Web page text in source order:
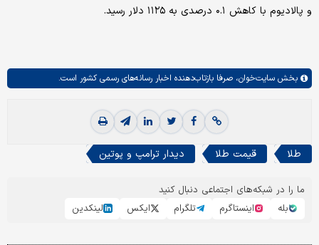
و پالادیوم با کاهش ۰.۱ درصدی به ۱۱۲۵ دلار رسید.
بخش سایت‌خوان، صرفا بازتاب‌دهنده اخبار رسانه‌های رسمی کشور است.
طلا قیمت طلا دیدار ترامپ و پوتین
ما را در شبکه‌های اجتماعی دنبال کنید
بله
اینستاگرم تلگرام ایکس لینکدین